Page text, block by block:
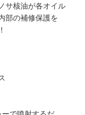
サ核油が各オイル
部の補修保護を